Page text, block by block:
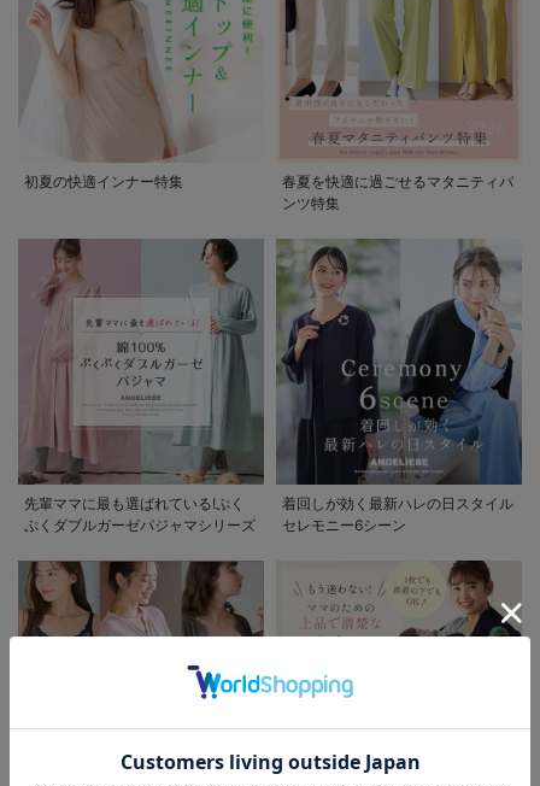
初夏の快適インナー特集
春夏を快適に過ごせるマタニティパ
ンツ特集
先輩ママに最も選ばれている!ぷく
ぷくダブルガーゼパジャマシリーズ
着回しが効く最新ハレの日スタイル
セレモニー6シーン
お気に入り商品を確認する